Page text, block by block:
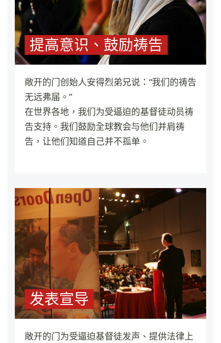
提高意识、鼓励祷告
敞开的门创始人安得烈弟兄说：“我们的祷告
无远弗届。”
在世界各地，我们为受逼迫的基督徒动员祷
告支持。我们鼓励全球教会与他们并肩祷
告，让他们知道自己并不孤单。
发表宣导
敞开的门为受逼迫基督徒发声、提供法律上